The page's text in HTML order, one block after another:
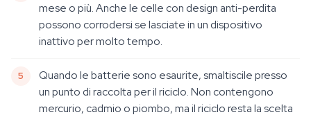
mese o più. Anche le celle con design anti-perdita
possono corrodersi se lasciate in un dispositivo
inattivo per molto tempo.
Quando le batterie sono esaurite, smaltiscile presso
un punto di raccolta per il riciclo. Non contengono
mercurio, cadmio o piombo, ma il riciclo resta la scelta